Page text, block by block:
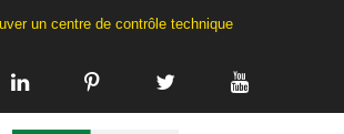
un centre de contrôle technique